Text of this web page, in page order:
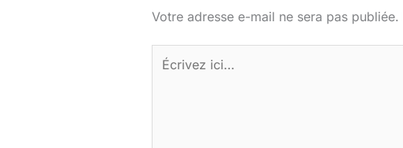
Votre adresse e-mail ne sera pas publiée.
Écrivez
ici…